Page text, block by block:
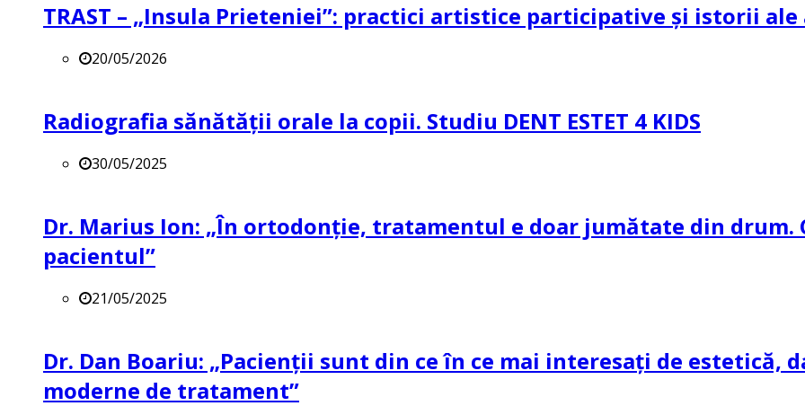
TRAST – „Insula Prieteniei”: practici artistice participative și istorii
20/05/2026
Radiografia sănătății orale la copii. Studiu DENT ESTET 4 KIDS
30/05/2025
Dr. Marius Ion: „În ortodonție, tratamentul e doar jumătate din drum.
pacientul”
21/05/2025
Dr. Dan Boariu: „Pacienții sunt din ce în ce mai interesați de estetică,
moderne de tratament”